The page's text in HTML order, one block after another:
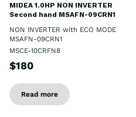
MIDEA 1.0HP NON INVERTER
Second hand MSAFN-09CRN1
NON INVERTER with ECO MODE
MSAFN-09CRN1
MSCE-10CRFN8
$180
Read more